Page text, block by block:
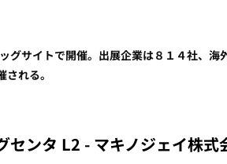
サイトで開催。出展企業は８１４社、海
れる。
ンタ L2 - マキノジェイ株式